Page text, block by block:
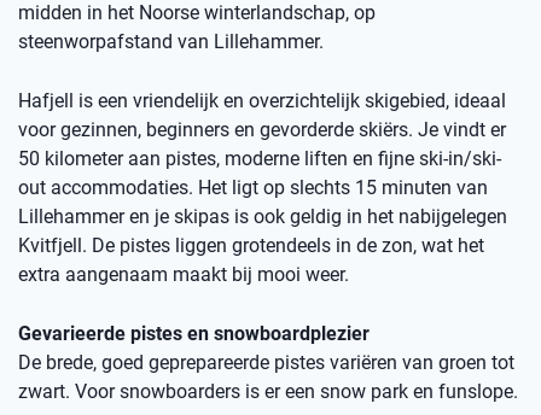
midden in het Noorse winterlandschap, op
steenworpafstand van Lillehammer.
Hafjell is een vriendelijk en overzichtelijk skigebied, ideaal
voor gezinnen, beginners en gevorderde skiërs. Je vindt er
50 kilometer aan pistes, moderne liften en fijne ski-in/ski-
out accommodaties. Het ligt op slechts 15 minuten van
Lillehammer en je skipas is ook geldig in het nabijgelegen
Kvitfjell. De pistes liggen grotendeels in de zon, wat het
extra aangenaam maakt bij mooi weer.
Gevarieerde pistes en snowboardplezier
De brede, goed geprepareerde pistes variëren van groen tot
zwart. Voor snowboarders is er een snow park en funslope.